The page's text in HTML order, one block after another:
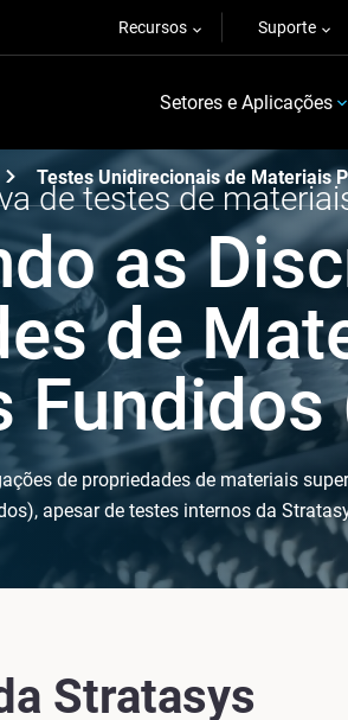
Recursos Suporte
Setores e Aplicações
Testes Unidirecionais de Materiais
de testes de
as
de
Fundidos
de propriedades de materiais
apesar de testes internos da
Stratasys